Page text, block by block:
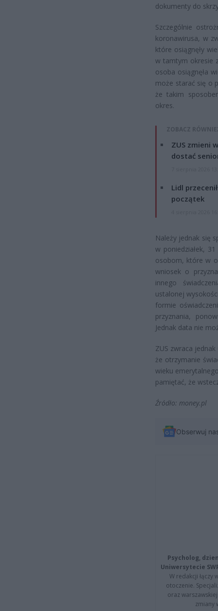
dokumenty do
Szczególnie
koronawirusa, w
które osiągnęły
w tamtym okresie
osoba osiągnęła
może starać się o
że takim
okres.
ZOBACZ
ZUS zmieni
dostać
Lidl
początek
Należy jednak się
w poniedziałek, 31
osobom, które w
wniosek o
innego
ustalonej
formie
przyznania,
Jednak data nie
ZUS zwraca
że otrzymanie
wieku
pamiętać, że
Źródło: money.pl
Obserwuj
Psycholog,
Uniwersytecie
W redakcji łączy
otoczenie.
oraz
zmiany